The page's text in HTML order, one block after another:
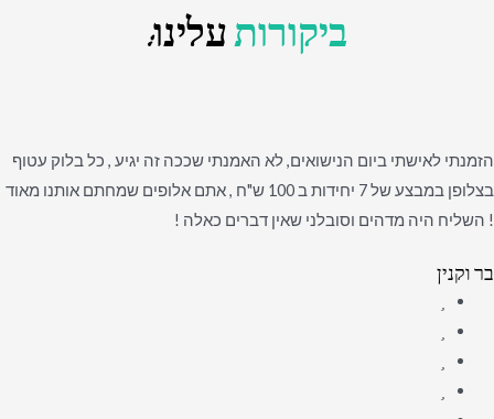
ביקורותעלינו:
הזמנתי לאישתי ביום הנישואים, לא האמנתי שככה זה יגיע , כל בלוק עטוף
בצלופן במבצע של 7 יחידות ב 100 ש"ח , אתם אלופים שמחתם אותנו מאוד
! השליח היה מדהים וסובלני שאין דברים כאלה !
בר וקנין